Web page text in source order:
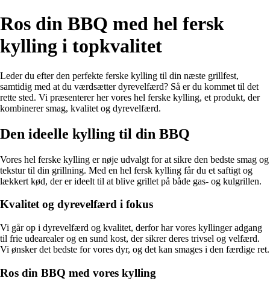
Ros din BBQ med hel fersk
kylling i topkvalitet
Leder du efter den perfekte ferske kylling til din næste grillfest,
samtidig med at du værdsætter dyrevelfærd? Så er du kommet til det
rette sted. Vi præsenterer her vores hel ferske kylling, et produkt, der
kombinerer smag, kvalitet og dyrevelfærd.
Den ideelle kylling til din BBQ
Vores hel ferske kylling er nøje udvalgt for at sikre den bedste smag og
tekstur til din grillning. Med en hel fersk kylling får du et saftigt og
lækkert kød, der er ideelt til at blive grillet på både gas- og kulgrillen.
Kvalitet og dyrevelfærd i fokus
Vi går op i dyrevelfærd og kvalitet, derfor har vores kyllinger adgang
til frie udearealer og en sund kost, der sikrer deres trivsel og velfærd.
Vi ønsker det bedste for vores dyr, og det kan smages i den færdige ret.
Ros din BBQ med vores kylling